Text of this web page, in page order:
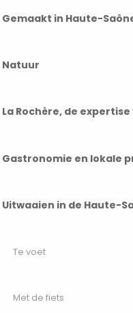
Gemaakt in Haute-
Natuur
La Rochère, de
Gastronomie en lokale
Uitwaaien in de Haute-
Te voet
Met de fiets
dans les
Marnay